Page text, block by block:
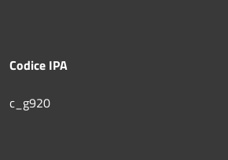
Codice IPA
c_g920